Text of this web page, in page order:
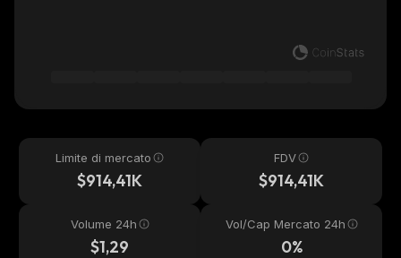
Limite di mercato
$914,41K
FDV
$914,41K
Volume 24h
$1,29
Vol/Cap Mercato 24h
0%